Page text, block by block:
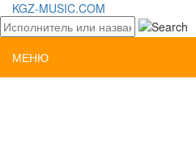
KGZ-MUSIC.COM
МЕНЮ